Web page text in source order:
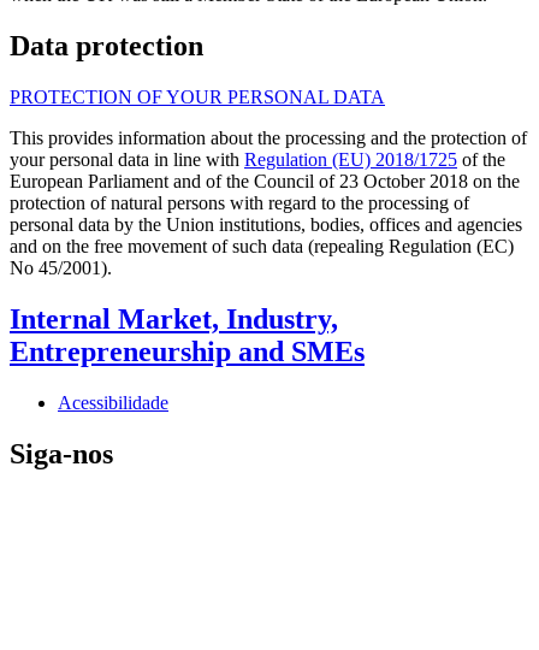
Data protection
PROTECTION OF YOUR PERSONAL DATA
This provides information about the processing and the protection of
your personal data in line with Regulation (EU) 2018/1725 of the
European Parliament and of the Council of 23 October 2018 on the
protection of natural persons with regard to the processing of
personal data by the Union institutions, bodies, offices and agencies
and on the free movement of such data (repealing Regulation (EC)
No 45/2001).
Internal Market, Industry,
Entrepreneurship and SMEs
Acessibilidade
Siga-nos